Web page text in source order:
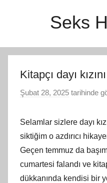
Seks
Kitapçı dayı
Şubat 28, 2025 tarihinde
Selamlar sizlere dayı
siktiğim o azdırıcı
Geçen temmuz da
cumartesi falandı ve
dükkanında kendisi bir